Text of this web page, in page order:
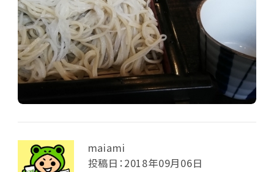
maiami
投稿日：2018年09月06日